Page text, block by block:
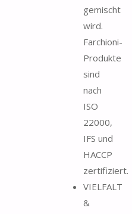
gemischt
wird.
Farchioni-
Produkte
sind
nach
ISO
22000,
IFS und
HACCP
zertifiziert.
VIELFALT
&